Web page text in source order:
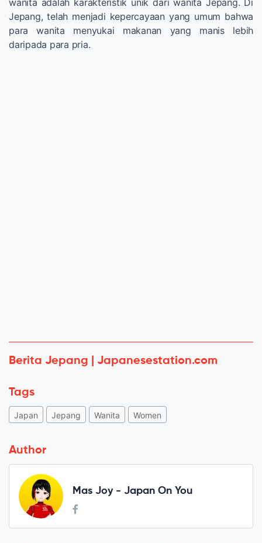
Jepang, telah menjadi kepercayaan yang umum bahwa
para wanita menyukai makanan yang manis lebih
daripada para pria.
Berita Jepang | Japanesestation.com
Tags
Japan Jepang Wanita Women
Author
Mas Joy - Japan On You